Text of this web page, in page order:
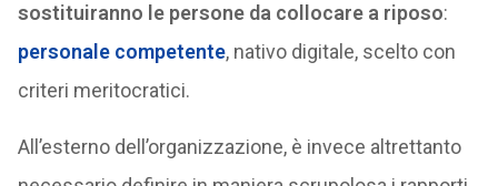
sostituiranno le persone da collocare a riposo:
personale competente, nativo digitale, scelto con
criteri meritocratici.
All’esterno dell’organizzazione, è invece altrettanto